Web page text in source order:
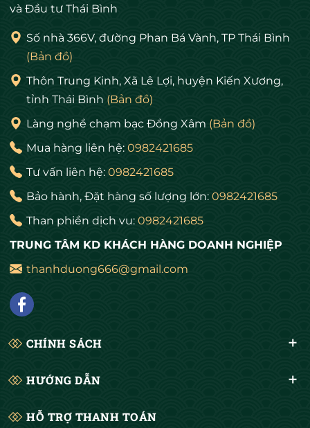
và Đầu tư Thái Bình
Số nhà 366V, đường Phan Bá Vành, TP Thái Bình
(Bản đồ)
Thôn Trung Kinh, Xã Lê Lợi, huyện Kiến Xương,
tỉnh Thái Bình (Bản đồ)
Làng nghề chạm bạc Đồng Xâm (Bản đồ)
Mua hàng liên hệ: 0982421685
Tư vấn liên hệ: 0982421685
Bảo hành, Đặt hàng số lượng lớn: 0982421685
Than phiền dịch vu: 0982421685
TRUNG TÂM KD KHÁCH HÀNG DOANH NGHIỆP
thanhduong666@gmail.com
CHÍNH SÁCH
HƯỚNG DẪN
HỖ TRỢ THANH TOÁN